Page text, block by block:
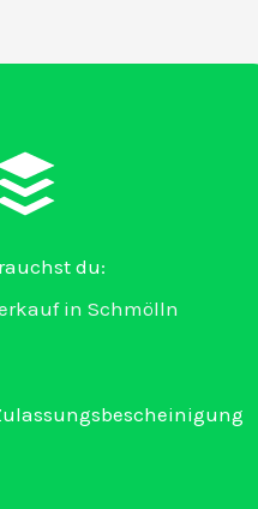
du:
in Schmölln